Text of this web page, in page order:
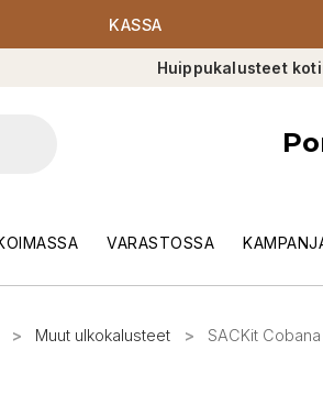
KASSA
Huippukalusteet
VARASTOSSA
> Muut ulkokalusteet > SACKit